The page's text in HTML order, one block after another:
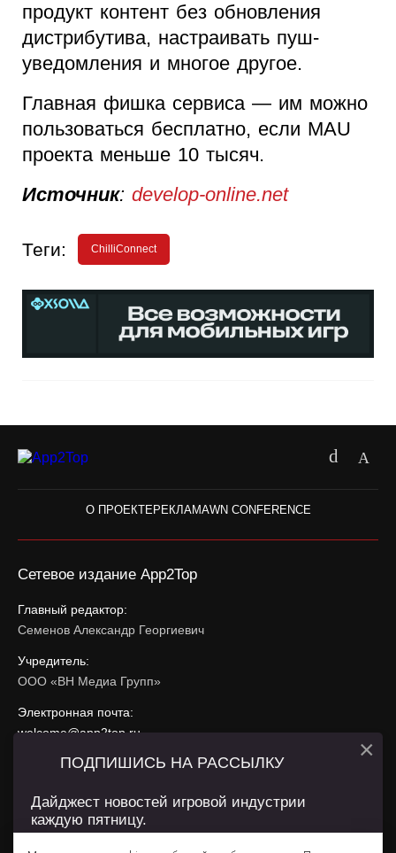
продукт контент без обновления
дистрибутива, настраивать пуш-
уведомления и многое другое.
Главная фишка сервиса — им можно
пользоваться бесплатно, если MAU
проекта меньше 10 тысяч.
Источник: develop-online.net
Теги: ChilliConnect
О ПРОЕКТЕ РЕКЛАМАWN CONFERENCE
Сетевое издание App2Top
Главный редактор:
Семенов Александр Георгиевич
Учредитель:
ООО «ВН Медиа Групп»
Электронная почта:
welcome@app2top.ru
При использовании материалов активная ссылка на
Сайт использует IP адреса, cookie, данные геолокации
ПОДПИШИСЬ НА РАССЫЛКУ
Дайджест новостей игровой индустрии
каждую пятницу.
×